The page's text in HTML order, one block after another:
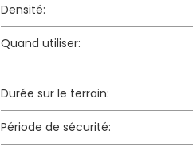
Densité:
Quand utiliser:
Durée sur le terrain:
Période de sécurité: